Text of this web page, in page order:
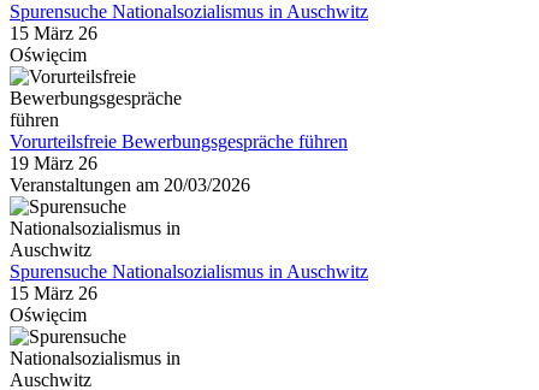
Spurensuche Nationalsozialismus in Auschwitz
15 März 26
Oświęcim
Vorurteilsfreie Bewerbungsgespräche führen
19 März 26
Veranstaltungen am 20/03/2026
Spurensuche Nationalsozialismus in Auschwitz
15 März 26
Oświęcim